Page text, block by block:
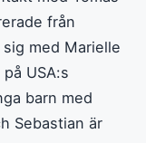
från
med Marielle
USA:s
barn med
Sebastian är